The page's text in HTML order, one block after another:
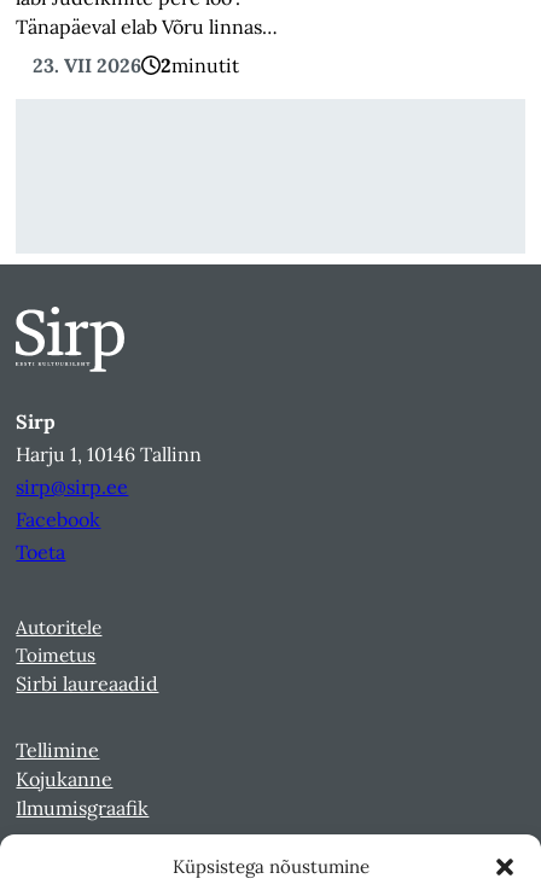
Küpsistega nõustumine
Tänapäeval elab Võru linnas…
23. VII 2026
2minutit
Sirp
Harju 1, 10146 Tallinn
sirp@sirp.ee
Facebook
Toeta
Autoritele
Toimetus
Sirbi laureaadid
Tellimine
Kojukanne
Ilmumisgraafik